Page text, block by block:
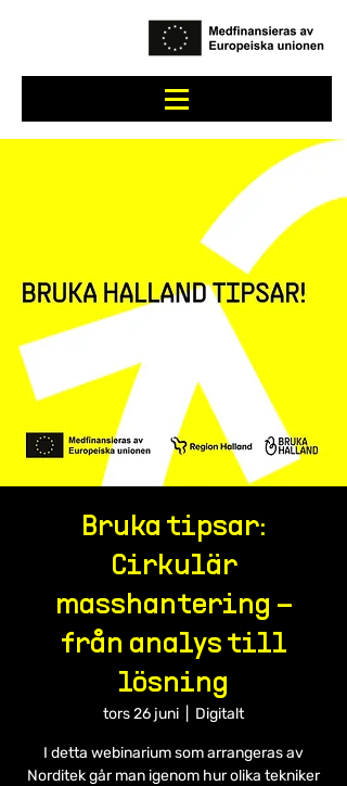
Bruka tipsar:
Cirkulär
masshantering –
från analys till
lösning
tors 26 juni Digitalt
I detta webinarium som arrangeras av
Norditek går man igenom hur olika tekniker